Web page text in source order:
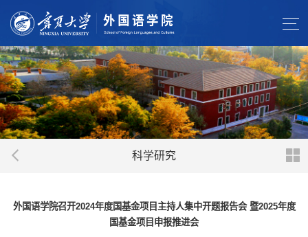
科学研究
外国语学院召开2024年度国基金项目主持人集中开题报告会 暨2025年度
国基金项目申报推进会